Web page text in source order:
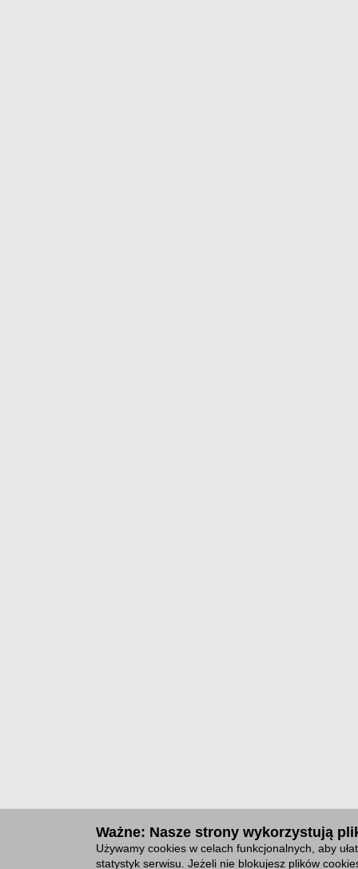
Ważne: Nasze strony wykorzystują
Używamy cookies w celach funkcjonalnych, aby
statystyk serwisu. Jeżeli nie blokujesz plików